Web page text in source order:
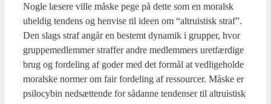
Nog­le læse­re vil­le måske pege på det­te som en moralsk
uhel­dig ten­dens og hen­vi­se til ide­en om “altru­is­tisk straf”.
Den slags straf angår en bestemt dyna­mik i grup­per, hvor
grup­pe­med­lem­mer straf­fer andre med­lem­mers uret­fær­di­ge
brug og for­de­ling af goder med det for­mål at ved­li­ge­hol­de
moral­ske nor­mer om fair for­de­ling af res­sour­cer. Måske er
psi­lo­cy­bin ned­sæt­ten­de for sådan­ne ten­den­ser til altru­is­tisk